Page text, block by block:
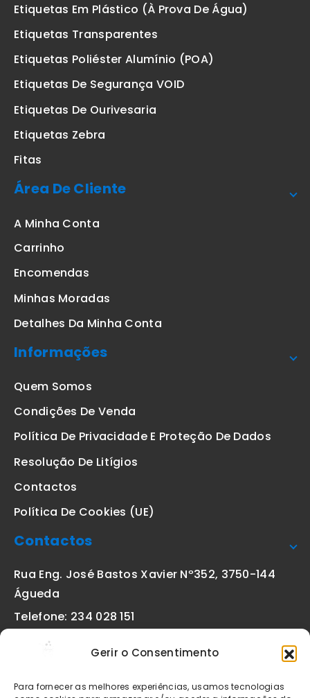
Gerir o Consentimento
Para fornecer as melhores experiências, usamos tecnologias
Etiquetas Em Plástico (à Prova De Água)
Etiquetas Transparentes
Etiquetas Poliéster Alumínio (POA)
Etiquetas De Segurança VOID
Etiquetas De Ourivesaria
Etiquetas Zebra
Fitas
Área De Cliente
A Minha Conta
Carrinho
Encomendas
Minhas Moradas
Detalhes Da Minha Conta
Informações
Quem Somos
Condições De Venda
Política De Privacidade E Proteção De Dados
Resolução De Litígios
Contactos
Política De Cookies (UE)
Contactos
Rua Eng. José Bastos Xavier Nº352, 3750-144
Águeda
Telefone: 234 028 151
geral@etiquetas-online.pt